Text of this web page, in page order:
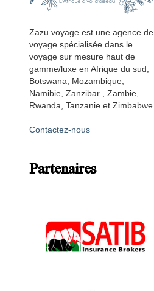
Zazu voyage est une agence de
voyage spécialisée dans le
voyage sur mesure haut de
gamme/luxe en Afrique du sud,
Botswana, Mozambique,
Namibie, Zanzibar , Zambie,
Rwanda, Tanzanie et Zimbabwe.
Contactez-nous
Partenaires